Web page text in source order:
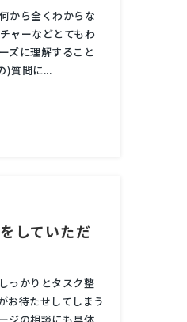
から全くわからな
ャーなどとてもわ
ズに理解すること
)質問に...
していただ
っかりとタスク整
お待たせしてしまう